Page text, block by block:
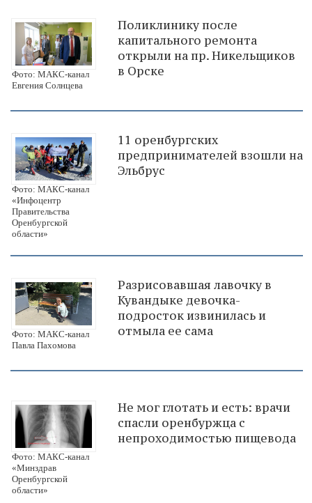
Фото: МАКС-канал
Евгения Солнцева
Поликлинику после
капитального ремонта
открыли на пр. Никельщиков
в Орске
Фото: МАКС-канал
«Инфоцентр
Правительства
Оренбургской
области»
11 оренбургских
предпринимателей взошли на
Эльбрус
Фото: МАКС-канал
Павла Пахомова
Разрисовавшая лавочку в
Кувандыке девочка-
подросток извинилась и
отмыла ее сама
Фото: МАКС-канал
«Минздрав
Оренбургской
области»
Не мог глотать и есть: врачи
спасли оренбуржца с
непроходимостью пищевода